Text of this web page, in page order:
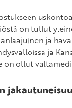
on tullut
ja
ja
on ollut